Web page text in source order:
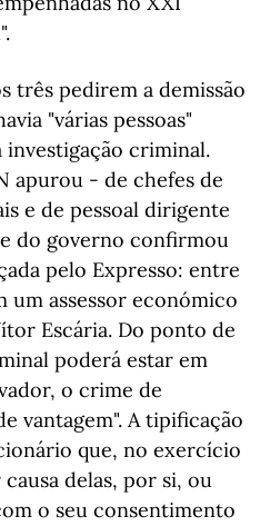
três pedirem a demissão
"várias pessoas"
criminal.
apurou - de chefes de
e de pessoal dirigente
do governo confirmou
pelo Expresso: entre
um assessor económico
Escária. Do ponto de
poderá estar em
o crime de
vantagem". A tipificação
que, no exercício
delas, por si, ou
o seu consentimento